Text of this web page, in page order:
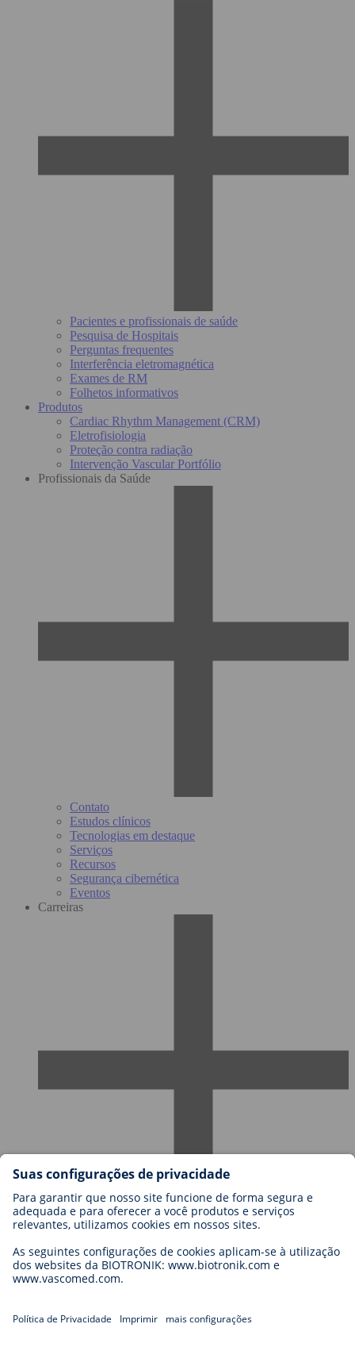
Pacientes e profissionais de saúde
Pesquisa de Hospitais
Perguntas frequentes
Interferência eletromagnética
Exames de RM
Folhetos informativos
Produtos
Cardiac Rhythm Management (CRM)
Eletrofisiologia
Proteção contra radiação
Intervenção Vascular Portfólio
Profissionais da Saúde
Contato
Estudos clínicos
Tecnologias em destaque
Serviços
Recursos
Segurança cibernética
Eventos
Carreiras
Blog
Contato